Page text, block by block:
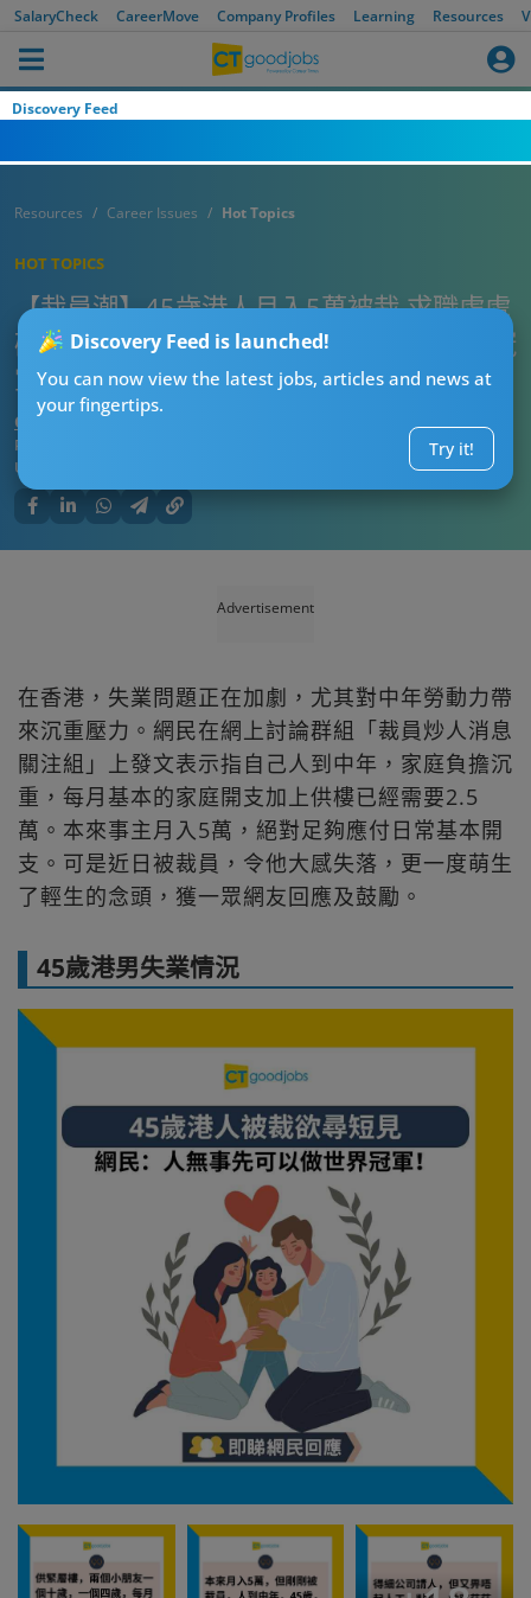
SalaryCheck CareerMove Company Profiles Learning Resources
Discovery Feed
Discovery Feed is launched!
You can now view the latest jobs, articles and news at
your fingertips.
Try it!
Resources Career Issues Hot Topics
HOT TOPICS
【裁員潮】45歲港人月入5萬被裁 求職處處
碰壁欲尋短見 網民：人無事先可以做世界冠
軍！
CT熱話管理員
Published:
Updated:
Advertisement
在香港，失業問題正在加劇，尤其對中年勞動力帶
來沉重壓力。網民在網上討論群組「裁員炒人消息
關注組」上發文表示指自己人到中年，家庭負擔沉
重，每月基本的家庭開支加上供樓已經需要2.5
萬。本來事主月入5萬，絕對足夠應付日常基本開
支。可是近日被裁員，令他大感失落，更一度萌生
了輕生的念頭，獲一眾網友回應及鼓勵。
45歲港男失業情況